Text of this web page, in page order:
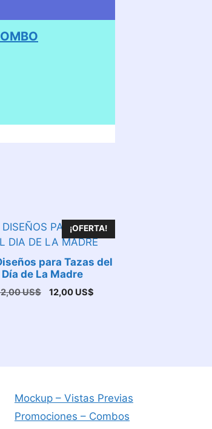
¡OFERTA!
para Tazas del
Día de La Madre
US$
El
12,00 US$
Mockup – Vistas Previas
Promociones – Combos